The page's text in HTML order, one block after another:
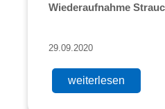
Wiederaufnahme
29.09.2020
weiterlesen